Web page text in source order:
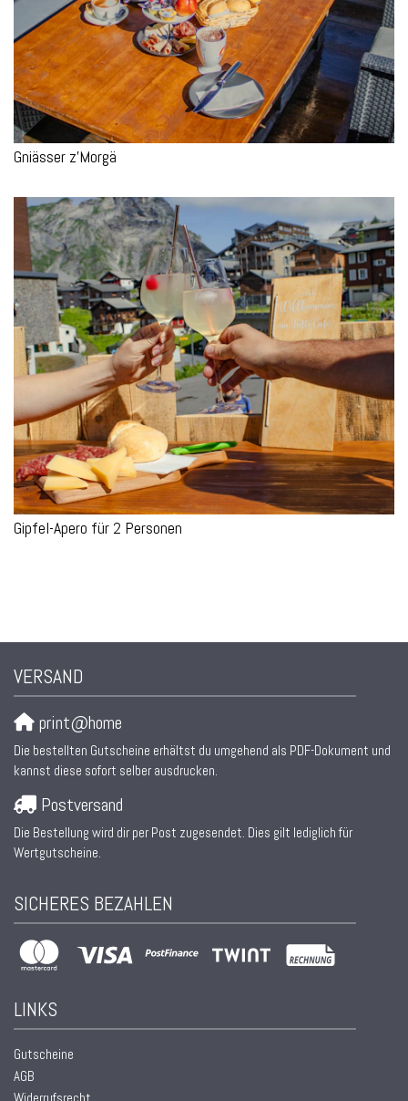
Gniässer z’Morgä
Gipfel-Apero für 2 Personen
VERSAND
print@home
Die bestellten Gutscheine erhältst du umgehend als PDF-Dokument und
kannst diese sofort selber ausdrucken.
Postversand
Die Bestellung wird dir per Post zugesendet. Dies gilt lediglich für
Wertgutscheine.
SICHERES BEZAHLEN
LINKS
Gutscheine
AGB
Widerrufsrecht